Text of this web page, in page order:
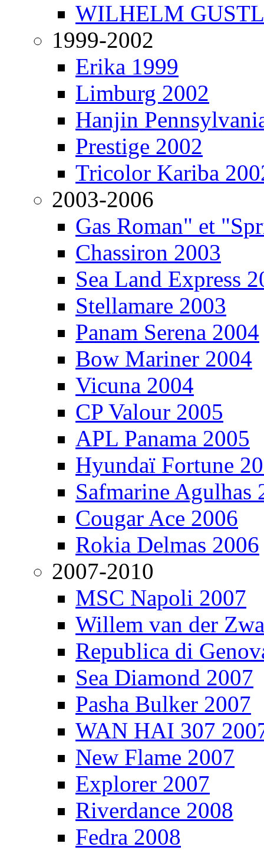
WILHELM
1999-2002
Erika 1999
Limburg 2002
Hanjin
Prestige 2002
Tricolor Kariba
2003-2006
Gas Roman" et
Chassiron 2003
Sea Land Express
Stellamare 2003
Panam Serena 2004
Bow Mariner 2004
Vicuna 2004
CP Valour 2005
APL Panama 2005
Hyundaï Fortune
Safmarine Agulhas
Cougar Ace 2006
Rokia Delmas 2006
2007-2010
MSC Napoli 2007
Willem van der
Republica di
Sea Diamond 2007
Pasha Bulker 2007
WAN HAI 307
New Flame 2007
Explorer 2007
Riverdance 2008
Fedra 2008